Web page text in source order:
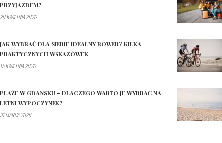
PRZYJAZDEM?
20 KWIETNIA 2026
JAK WYBRAĆ DLA SIEBIE IDEALNY ROWER? KILKA
PRAKTYCZNYCH WSKAZÓWEK
15 KWIETNIA 2026
PLAŻE W GDAŃSKU – DLACZEGO WARTO JE WYBRAĆ NA
LETNI WYPOCZYNEK?
31 MARCA 2026